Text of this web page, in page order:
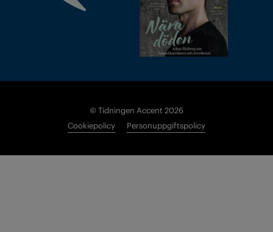
© Tidningen Accent 2026
Cookiepolicy
Personuppgiftspolicy